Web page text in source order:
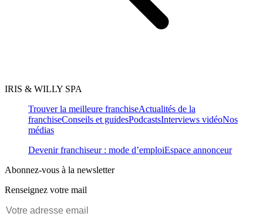
IRIS & WILLY SPA
Trouver la meilleure franchiseActualités de la
franchiseConseils et guidesPodcastsInterviews vidéoNos
médias
Devenir franchiseur : mode d’emploiEspace annonceur
Abonnez-vous à la newsletter
Renseignez votre mail